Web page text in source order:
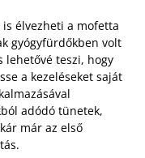
élvezheti a mofetta
gyógyfürdőkben volt
lehetővé teszi, hogy
a kezeléseket saját
adódó tünetek,
már az első